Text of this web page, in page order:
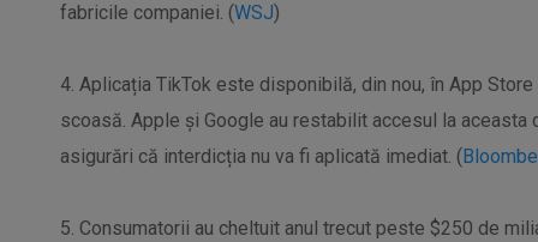
fabricile companiei. (WSJ)
4. Aplicația TikTok este disponibilă, din nou, în App
scoasă. Apple și Google au restabilit accesul la aceasta
asigurări că interdicția nu va fi aplicată imediat. (
5. Consumatorii au cheltuit anul trecut peste $250 de